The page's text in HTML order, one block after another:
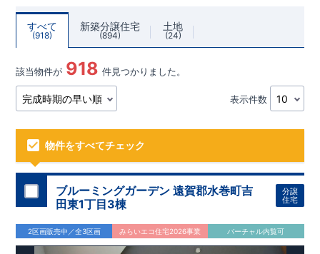
すべて
918
新築分譲住宅
894
土地
24
該当物件が 918 件見つかりました。
表示件数
物件をすべてチェック
ブルーミングガーデン 遠賀郡水巻町吉
田東1丁目3棟
分譲
住宅
2区画販売中／全3区画 みらいエコ住宅2026事業 バーチャル内覧可